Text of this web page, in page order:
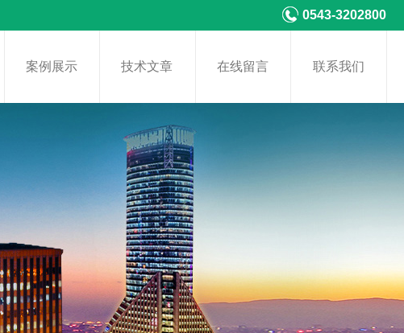
0543-3202800
案例展示 技术文章 在线留言 联系我们